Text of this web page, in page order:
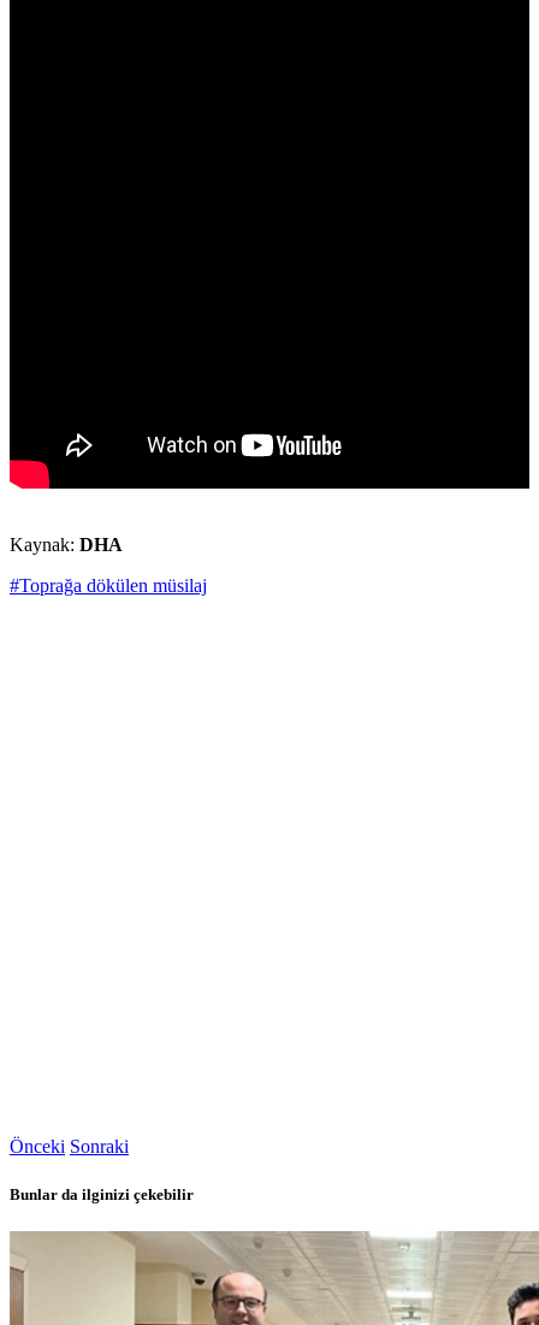
Kaynak: DHA
#Toprağa dökülen müsilaj
Önceki Sonraki
Bunlar da ilginizi çekebilir